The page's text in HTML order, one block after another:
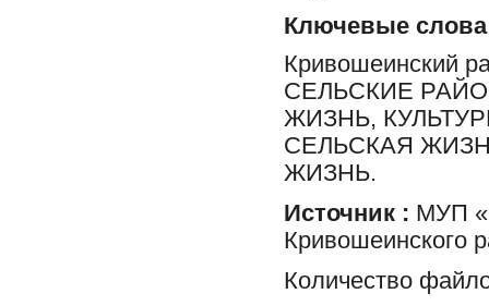
Ключевые слова
Кривошеинский
СЕЛЬСКИЕ
ЖИЗНЬ,
СЕЛЬСКАЯ
ЖИЗНЬ.
Источник : МУП
Кривошеинского
Количество